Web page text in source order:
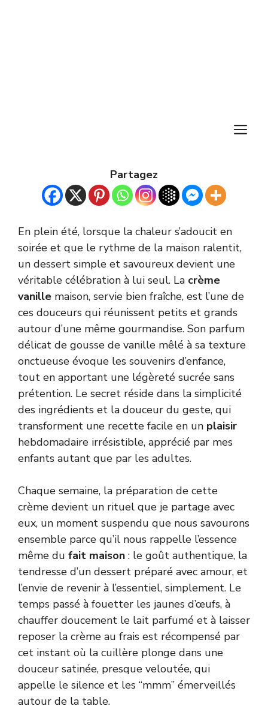
Partagez
En plein été, lorsque la chaleur s’adoucit en
soirée et que le rythme de la maison ralentit,
un dessert simple et savoureux devient une
véritable célébration à lui seul. La crème
vanille maison, servie bien fraîche, est l’une de
ces douceurs qui réunissent petits et grands
autour d’une même gourmandise. Son parfum
délicat de gousse de vanille mêlé à sa texture
onctueuse évoque les souvenirs d’enfance,
tout en apportant une légèreté sucrée sans
prétention. Le secret réside dans la simplicité
des ingrédients et la douceur du geste, qui
transforment une recette facile en un plaisir
hebdomadaire irrésistible, apprécié par mes
enfants autant que par les adultes.
Chaque semaine, la préparation de cette
crème devient un rituel que je partage avec
eux, un moment suspendu que nous savourons
ensemble parce qu’il nous rappelle l’essence
même du fait maison : le goût authentique, la
tendresse d’un dessert préparé avec amour, et
l’envie de revenir à l’essentiel, simplement. Le
temps passé à fouetter les jaunes d’œufs, à
chauffer doucement le lait parfumé et à laisser
reposer la crème au frais est récompensé par
cet instant où la cuillère plonge dans une
douceur satinée, presque veloutée, qui
appelle le silence et les “mmm” émerveillés
autour de la table.